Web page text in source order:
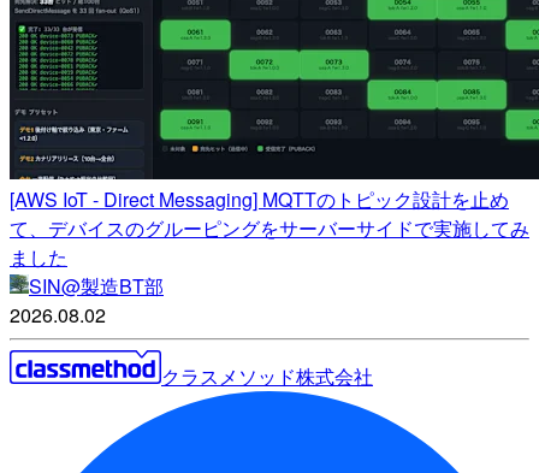
[AWS IoT - Direct Messaging] MQTTのトピック設計を止め
て、デバイスのグルーピングをサーバーサイドで実施してみ
ました
SIN@製造BT部
2026.08.02
クラスメソッド株式会社